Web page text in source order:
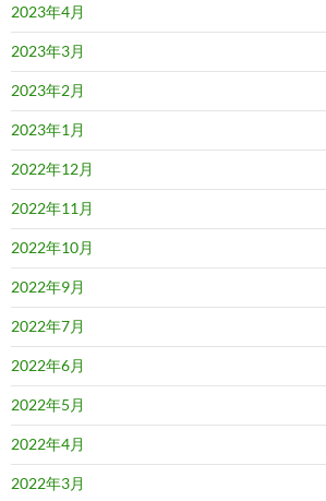
2023年4月
2023年3月
2023年2月
2023年1月
2022年12月
2022年11月
2022年10月
2022年9月
2022年7月
2022年6月
2022年5月
2022年4月
2022年3月